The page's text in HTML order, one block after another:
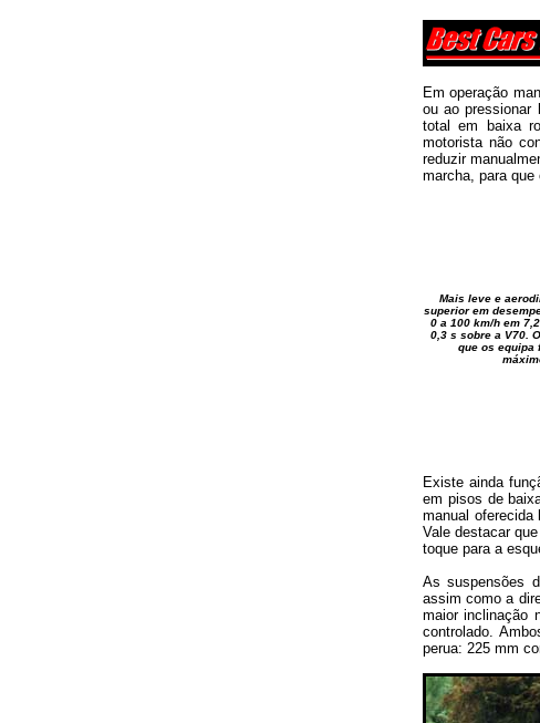
Em operação
ou ao pressionar
total em baixa
motorista não
reduzir
marcha, para
Mais leve e
superior em
0 a 100 km/h em
0,3 s sobre a V70.
que os equipa
Existe ainda
em pisos de
manual oferecida
Vale destacar
toque para a
As suspensões
assim como a
maior inclinação
controlado.
perua: 225 mm